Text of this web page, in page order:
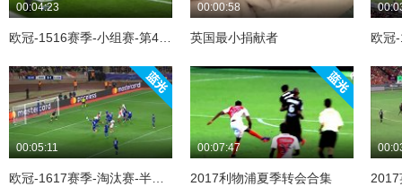
00:04:23 00:00:58
英国最小捐献者
00:05:11 00:07:47
2017利物浦夏季转会合集